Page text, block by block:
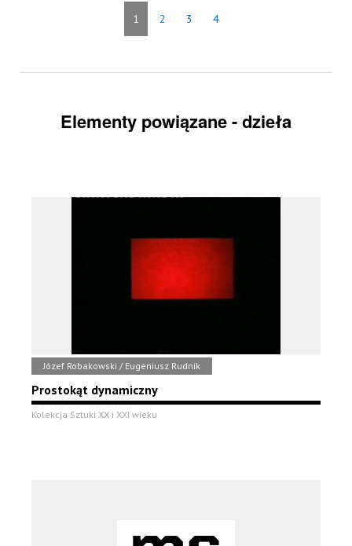
1 2 3 4
Elementy powiązane - dzieła
Józef Robakowski / Eugeniusz Rudnik
Prostokąt dynamiczny
Kolekcja Sztuki XX i XXI wieku